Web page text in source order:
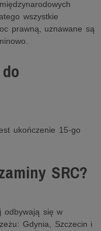
wszystkie
prawną, uznawane są
ukończenie 15-go
SRC?
odbywają się w
Gdynia, Szczecin i